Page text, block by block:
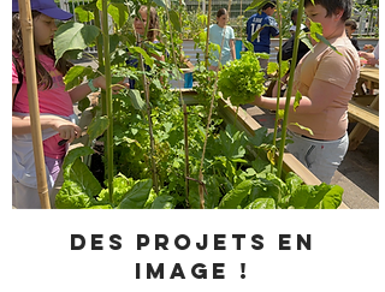
Des projets en
image !